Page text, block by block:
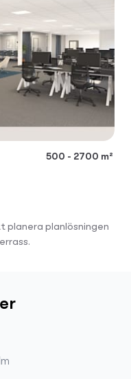
500 - 2700 m²
planera planlösningen